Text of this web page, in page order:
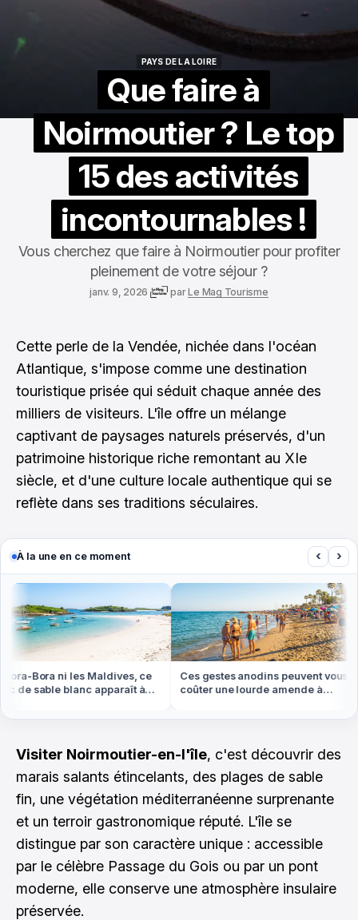
PAYS DE LA LOIRE
Que faire à
Noirmoutier ? Le top
15 des activités
incontournables !
Vous cherchez que faire à Noirmoutier pour profiter
pleinement de votre séjour ?
janv. 9, 2026 parLe Mag Tourisme
Cette perle de la Vendée, nichée dans l'océan
Atlantique, s'impose comme une destination
touristique prisée qui séduit chaque année des
milliers de visiteurs. L'île offre un mélange
captivant de paysages naturels préservés, d'un
patrimoine historique riche remontant au XIe
siècle, et d'une culture locale authentique qui se
reflète dans ses traditions séculaires.
À la une en ce moment ‹ ›
Bora ni les Maldives, ce
de sable blanc apparaît à
Ces gestes anodins peuvent vous
coûter une lourde amende à
Visiter Noirmoutier-en-l'île, c'est découvrir des
marais salants étincelants, des plages de sable
fin, une végétation méditerranéenne surprenante
et un terroir gastronomique réputé. L'île se
distingue par son caractère unique : accessible
par le célèbre Passage du Gois ou par un pont
moderne, elle conserve une atmosphère insulaire
préservée.